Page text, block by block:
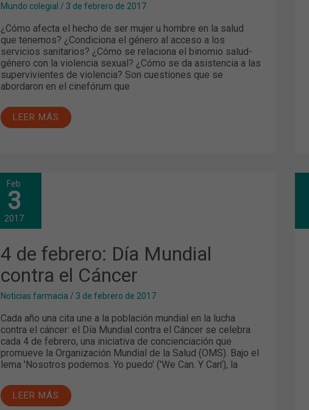
Mundo colegial / 3 de febrero de 2017
¿Cómo afecta el hecho de ser mujer u hombre en la salud
que tenemos? ¿Condiciona el género al acceso a los
servicios sanitarios? ¿Cómo se relaciona el binomio salud-
género con la violencia sexual? ¿Cómo se da asistencia a las
supervivientes de violencia? Son cuestiones que se
abordaron en el cinefórum que
LEER MÁS
Feb
3
2017
4 de febrero: Día Mundial
contra el Cáncer
Noticias farmacia / 3 de febrero de 2017
Cada año una cita une a la población mundial en la lucha
contra el cáncer: el Día Mundial contra el Cáncer se celebra
cada 4 de febrero, una iniciativa de concienciación que
promueve la Organización Mundial de la Salud (OMS). Bajo el
lema 'Nosotros podemos. Yo puedo' ('We Can. Y Can'), la
4
DE
FEBRERO:
DÍA
MUNDIAL
CÁNCER
LEER MÁS